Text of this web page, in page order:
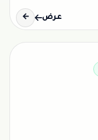
عرض ←